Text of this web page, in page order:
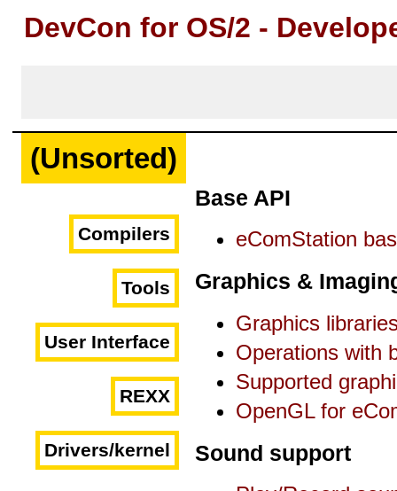
DevCon for OS/2 -
(Unsorted)
Compilers
Tools
User Interface
REXX
Drivers/kernel
Base API
eComStation
Graphics &
Graphics
Operations with
Supported
OpenGL for
Sound support